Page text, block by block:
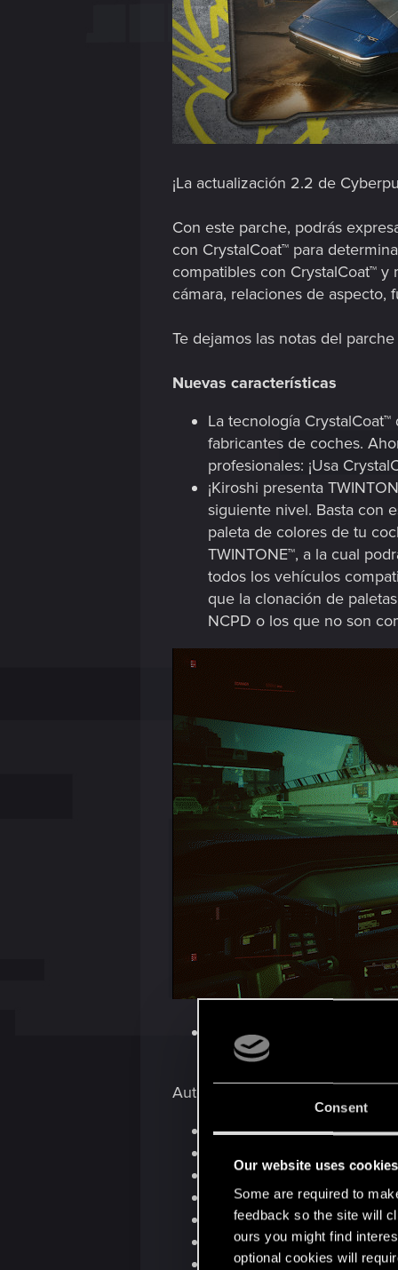
Consent
Our website uses cookies
Some are required to
feedback so the site will
ours you might find
optional cookies will
¡La actualización 2.2 de
Con este parche, podrás
con CrystalCoat™ para
compatibles con CrystalCoat™
cámara, relaciones de aspecto,
Te dejamos las notas del
Nuevas características
La tecnología
fabricantes de coches.
profesionales: ¡Usa
¡Kiroshi presenta
siguiente nivel. Basta con
paleta de colores de tu
TWINTONE™, a la cual
todos los vehículos
que la clonación de
NCPD o los que no son
Todos los vehículos
Autofixer.
Autofixer pone en venta los
Mizutani Shion MZ1
Thorton Galena GA32t
Thorton Colby CST40
Archer Quartz EC-L r275
Quadra Type del 66 640
Quadra Type del 66 680